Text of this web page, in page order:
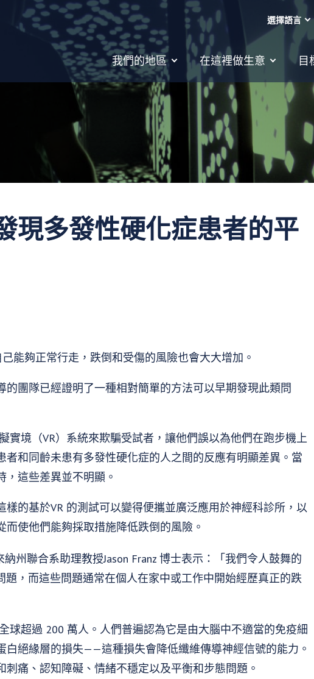
我們的地區 在這裡做生意 目
選擇語言
現多發性硬化症患者的平
能夠正常行走，跌倒和受傷的風險也會大大增加。
團隊已經證明了一種相對簡單的方法可以早期發現此類問
實境（VR）系統來欺騙受試者，讓他們誤以為他們在跑步機上
和同齡未患有多發性硬化症的人之間的反應有明顯差異。當
這些差異並不明顯。
的基於VR 的測試可以變得便攜並廣泛應用於神經科診所，以
使他們能夠採取措施降低跌倒的風險。
州聯合系助理教授Jason Franz 博士表示：「我們令人鼓舞的
題，而這些問題通常在個人在家中或工作中開始經歷真正的跌
球超過 200 萬人。人們普遍認為它是由大腦中不適當的免疫細
白絕緣層的損失——這種損失會降低纖維傳導神經信號的能力。
痛、認知障礙、情緒不穩定以及平衡和步態問題。